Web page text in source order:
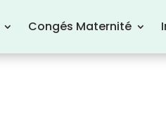
Congés Maternité